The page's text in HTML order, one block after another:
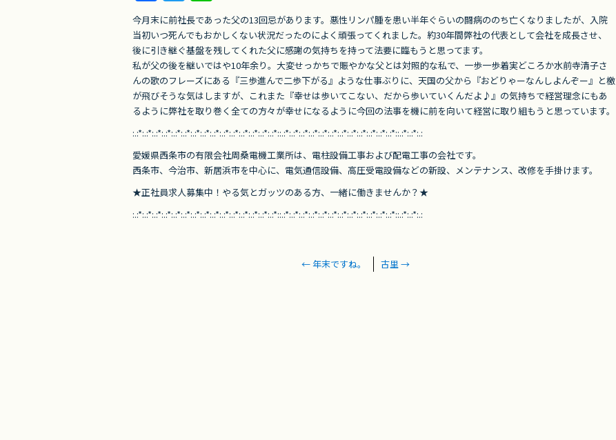
a
c
e
b
o
o
k
w
itt
er
n
e
今月末に前社長であった父の13回忌があります。悪性リンパ腫を患い半年ぐらいの闘病ののち亡くなりましたが、入院
当初いつ死んでもおかしくない状況だったのによく頑張ってくれました。約30年間弊社の代表として会社を成長させ、
後に引き継ぐ基盤を残してくれた父に感謝の気持ちを持って法要に臨もうと思ってます。
私が父の後を継いではや10年余り。大変せっかちで賑やかな父とは対照的な私で、一歩一歩着実どころか水前寺清子さ
んの歌のフレーズにある『三歩進んで二歩下がる』ような仕事ぶりに、天国の父から『おどりゃーなんしよんぞー』と檄
が飛びそうな気はしますが、これまた『幸せは歩いてこない、だから歩いていくんだよ♪』の気持ちで経営理念にもあ
るように弊社を取り巻く全ての方々が幸せになるように今回の法事を機に前を向いて経営に取り組もうと思っています。
:.:*:.:*:.:*:.:*:.:*:.:*:.:*:.:*:.:*:.:*:.:*:.:*:.:*:.:*:.:*::.:*:.:*:.:*:.:*:.:*:.:*:.:*:.:*:.:*:.:*:.:*:.:*::.:*:.:*:.:
愛媛県西条市の有限会社周桑電機工業所は、電柱設備工事および配電工事の会社です。
西条市、今治市、新居浜市を中心に、電気通信設備、高圧受電設備などの新設、メンテナンス、改修を手掛けます。
★正社員求人募集中！やる気とガッツのある方、一緒に働きませんか？★
:.:*:.:*:.:*:.:*:.:*:.:*:.:*:.:*:.:*:.:*:.:*:.:*:.:*:.:*:.:*::.:*:.:*:.:*:.:*:.:*:.:*:.:*:.:*:.:*:.:*:.:*:.:*::.:*:.:*:.:
←年末ですね。 古里→